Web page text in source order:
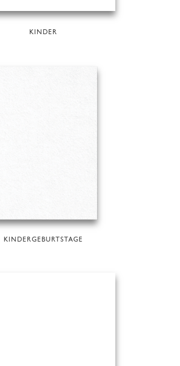
KINDER
KINDERGEBURTSTAGE